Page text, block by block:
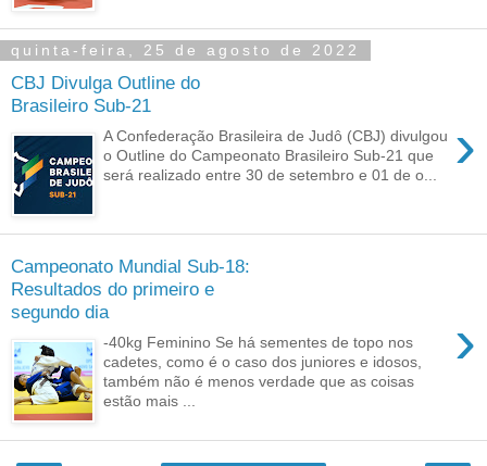
quinta-feira, 25 de agosto de 2022
CBJ Divulga Outline do
Brasileiro Sub-21
›
A Confederação Brasileira de Judô (CBJ) divulgou
o Outline do Campeonato Brasileiro Sub-21 que
será realizado entre 30 de setembro e 01 de o...
Campeonato Mundial Sub-18:
Resultados do primeiro e
segundo dia
›
-40kg Feminino Se há sementes de topo nos
cadetes, como é o caso dos juniores e idosos,
também não é menos verdade que as coisas
estão mais ...